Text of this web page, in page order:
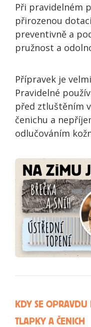
Při pravidelném
přirozenou
preventivně a
pružnost a
Přípravek je
Pravidelné
před ztluštěním
čenichu a
odlučováním
KDY SE
TLAPKY A ČENICH